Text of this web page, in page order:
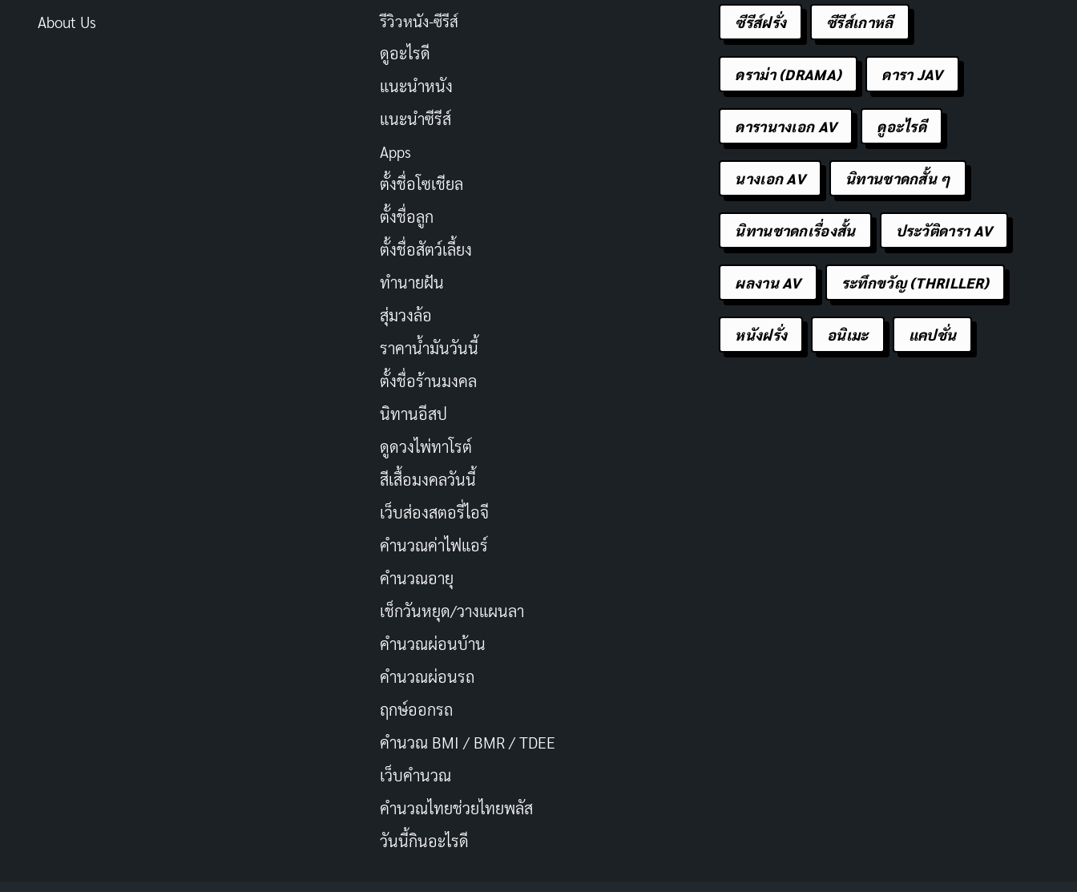
About Us
รีวิวหนัง-ซีรีส์
ดูอะไรดี
แนะนำหนัง
แนะนำซีรีส์
Apps
ตั้งชื่อโซเชียล
ตั้งชื่อลูก
ตั้งชื่อสัตว์เลี้ยง
ทำนายฝัน
สุ่มวงล้อ
ราคาน้ำมันวันนี้
ตั้งชื่อร้านมงคล
นิทานอีสป
ดูดวงไพ่ทาโรต์
สีเสื้อมงคลวันนี้
เว็บส่องสตอรี่ไอจี
คำนวณค่าไฟแอร์
คำนวณอายุ
เช็กวันหยุด/วางแผนลา
คำนวณผ่อนบ้าน
คำนวณผ่อนรถ
ฤกษ์ออกรถ
คำนวณ BMI / BMR / TDEE
เว็บคํานวณ
คํานวณไทยช่วยไทยพลัส
วันนี้กินอะไรดี
ซีรีส์ฝรั่ง ซีรีส์เกาหลี
ดราม่า (DRAMA) ดารา JAV
ดารานางเอก AV ดูอะไรดี
นางเอก AV นิทานชาดกสั้น ๆ
นิทานชาดกเรื่องสั้น ประวัติดารา AV
ผลงาน AV ระทึกขวัญ (THRILLER)
หนังฝรั่ง อนิเมะ แคปชั่น